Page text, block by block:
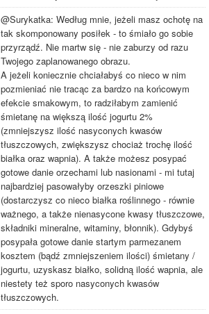
@Surykatka: Według mnie, jeżeli masz ochotę na
tak skomponowany posiłek - to śmiało go sobie
przyrządź. Nie martw się - nie zaburzy od razu
Twojego zaplanowanego obrazu.
A jeżeli koniecznie chciałabyś co nieco w nim
pozmieniać nie tracąc za bardzo na końcowym
efekcie smakowym, to radziłabym zamienić
śmietanę na większą ilość jogurtu 2%
(zmniejszysz ilość nasyconych kwasów
tłuszczowych, zwiększysz chociaż trochę ilość
białka oraz wapnia). A także możesz posypać
gotowe danie orzechami lub nasionami - mi tutaj
najbardziej pasowałyby orzeszki piniowe
(dostarczysz co nieco białka roślinnego - równie
ważnego, a także nienasycone kwasy tłuszczowe,
składniki mineralne, witaminy, błonnik). Gdybyś
posypała gotowe danie startym parmezanem
kosztem (bądź zmniejszeniem ilości) śmietany /
jogurtu, uzyskasz białko, solidną ilość wapnia, ale
niestety też sporo nasyconych kwasów
tłuszczowych.